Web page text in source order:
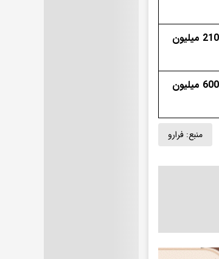
دو میلیارد و 210 میلیون
دو میلیارد و 600 میلیون
منبع: فرارو